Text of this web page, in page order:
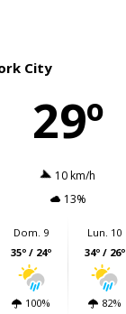
City
29º
10 km/h
13%
Dom. 9
35º / 24º
100%
Lun. 10
34º / 26º
82%